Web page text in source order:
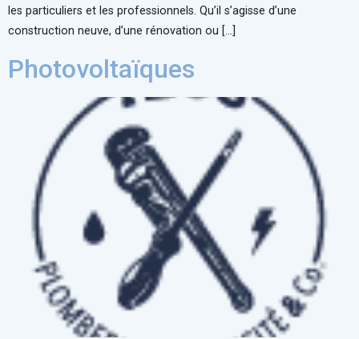
les particuliers et les professionnels. Qu’il s’agisse d’une
construction neuve, d’une rénovation ou […]
Photovoltaïques